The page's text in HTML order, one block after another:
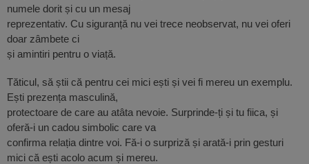
numele dorit și cu un mesaj
reprezentativ. Cu siguranță nu vei trece neobservat, nu vei oferi
doar zâmbete ci
și amintiri pentru o viață.
Tăticul, să știi că pentru cei mici ești și vei fi mereu un exemplu.
Ești prezența masculină,
protectoare de care au atâta nevoie. Surprinde-ți și tu fiica, și
oferă-i un cadou simbolic care va
confirma relația dintre voi. Fă-i o surpriză și arată-i prin gesturi
mici că ești acolo acum și mereu.